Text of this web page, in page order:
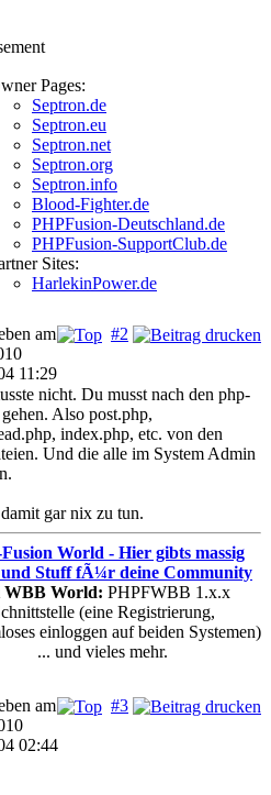
Pages:
Septron.de
Septron.eu
Septron.net
Septron.org
Septron.info
Blood-Fighter.de
PHPFusion-Deutschland.de
PHPFusion-SupportClub.de
Sites:
HarlekinPower.de
#2
am
11:29
nicht. Du musst nach den php-
Also post.php,
index.php, etc. von den
Und die alle im System Admin
gar nix zu tun.
World - Hier gibts massig
und Stuff fÃ¼r deine Community
WBB World: PHPFWBB 1.x.x
(eine Registrierung,
einloggen auf beiden Systemen)
... und vieles mehr.
#3
am
02:44